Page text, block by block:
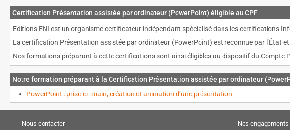
Certification Présentation assistée par ordinateur (PowerPoint) éligible au CPF
Editions ENI est un organisme certificateur indépendant spécialisé dans les certifications
La certification Présentation assistée par ordinateur (PowerPoint) est reconnue par l’État
Nos formations préparant à cette certifications sont ainsi éligibles au dispositif du Compte
Notre formation préparant à la Certification Présentation assistée par ordinateur
PowerPoint : prise en main, création et animation d’une présentation
Nous contacter Nos engagements